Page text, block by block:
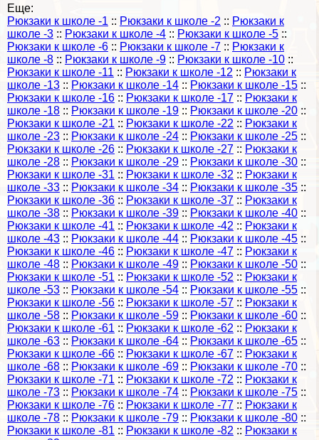
Еще:
Рюкзаки к школе -1 :: Рюкзаки к школе -2 :: Рюкзаки к
школе -3 :: Рюкзаки к школе -4 :: Рюкзаки к школе -5 ::
Рюкзаки к школе -6 :: Рюкзаки к школе -7 :: Рюкзаки к
школе -8 :: Рюкзаки к школе -9 :: Рюкзаки к школе -10 ::
Рюкзаки к школе -11 :: Рюкзаки к школе -12 :: Рюкзаки к
школе -13 :: Рюкзаки к школе -14 :: Рюкзаки к школе -15 ::
Рюкзаки к школе -16 :: Рюкзаки к школе -17 :: Рюкзаки к
школе -18 :: Рюкзаки к школе -19 :: Рюкзаки к школе -20 ::
Рюкзаки к школе -21 :: Рюкзаки к школе -22 :: Рюкзаки к
школе -23 :: Рюкзаки к школе -24 :: Рюкзаки к школе -25 ::
Рюкзаки к школе -26 :: Рюкзаки к школе -27 :: Рюкзаки к
школе -28 :: Рюкзаки к школе -29 :: Рюкзаки к школе -30 ::
Рюкзаки к школе -31 :: Рюкзаки к школе -32 :: Рюкзаки к
школе -33 :: Рюкзаки к школе -34 :: Рюкзаки к школе -35 ::
Рюкзаки к школе -36 :: Рюкзаки к школе -37 :: Рюкзаки к
школе -38 :: Рюкзаки к школе -39 :: Рюкзаки к школе -40 ::
Рюкзаки к школе -41 :: Рюкзаки к школе -42 :: Рюкзаки к
школе -43 :: Рюкзаки к школе -44 :: Рюкзаки к школе -45 ::
Рюкзаки к школе -46 :: Рюкзаки к школе -47 :: Рюкзаки к
школе -48 :: Рюкзаки к школе -49 :: Рюкзаки к школе -50 ::
Рюкзаки к школе -51 :: Рюкзаки к школе -52 :: Рюкзаки к
школе -53 :: Рюкзаки к школе -54 :: Рюкзаки к школе -55 ::
Рюкзаки к школе -56 :: Рюкзаки к школе -57 :: Рюкзаки к
школе -58 :: Рюкзаки к школе -59 :: Рюкзаки к школе -60 ::
Рюкзаки к школе -61 :: Рюкзаки к школе -62 :: Рюкзаки к
школе -63 :: Рюкзаки к школе -64 :: Рюкзаки к школе -65 ::
Рюкзаки к школе -66 :: Рюкзаки к школе -67 :: Рюкзаки к
школе -68 :: Рюкзаки к школе -69 :: Рюкзаки к школе -70 ::
Рюкзаки к школе -71 :: Рюкзаки к школе -72 :: Рюкзаки к
школе -73 :: Рюкзаки к школе -74 :: Рюкзаки к школе -75 ::
Рюкзаки к школе -76 :: Рюкзаки к школе -77 :: Рюкзаки к
школе -78 :: Рюкзаки к школе -79 :: Рюкзаки к школе -80 ::
Рюкзаки к школе -81 :: Рюкзаки к школе -82 :: Рюкзаки к